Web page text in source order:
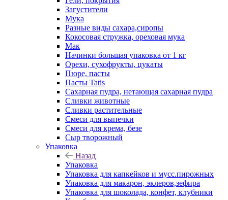
Загустители
Мука
Разные виды сахара,сиропы
Кокосовая стружка, ореховая мука
Мак
Начинки большая упаковка от 1 кг
Орехи, сухофрукты, цукаты
Пюре, пасты
Пасты Tatis
Сахарная пудра, нетающая сахарная пудра
Сливки животные
Сливки растительные
Смеси для выпечки
Смеси для крема, безе
Сыр творожный
Упаковка
Назад
Упаковка
Упаковка для капкейков и мусс.пирожных
Упаковка для макарон, эклеров,зефира
Упаковка для шоколада, конфет, клубники